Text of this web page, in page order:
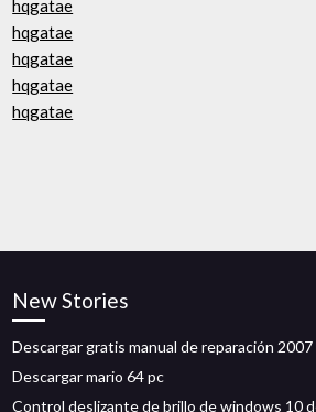
hqgatae
hqgatae
hqgatae
hqgatae
hqgatae
New Stories
Descargar gratis manual de reparación
Descargar mario 64 pc
Control deslizante de brillo de windows 10